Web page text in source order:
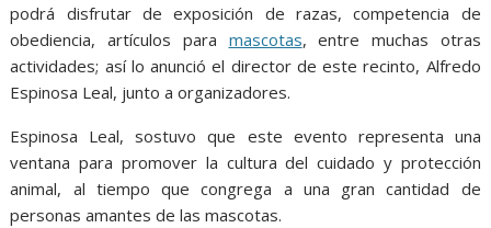
podrá disfrutar de exposición de razas, competencia de
obediencia, artículos para mascotas, entre muchas otras
actividades; así lo anunció el director de este recinto, Alfredo
Espinosa Leal, junto a organizadores.
Espinosa Leal, sostuvo que este evento representa una
ventana para promover la cultura del cuidado y protección
animal, al tiempo que congrega a una gran cantidad de
personas amantes de las mascotas.